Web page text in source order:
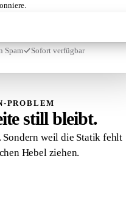
Spam Sofort verfügbar
PROBLEM
still bleibt.
weil die Statik fehlt
Hebel ziehen.